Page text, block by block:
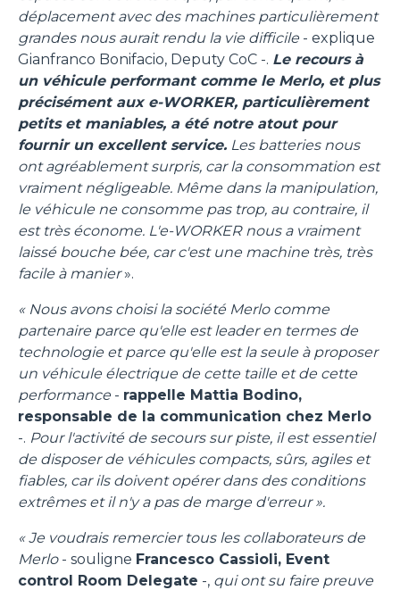
déplacement avec des machines particulièrement
grandes nous aurait rendu la vie difficile - explique
Gianfranco Bonifacio, Deputy CoC -. Le recours à
un véhicule performant comme le Merlo, et plus
précisément aux e-WORKER, particulièrement
petits et maniables, a été notre atout pour
fournir un excellent service. Les batteries nous
ont agréablement surpris, car la consommation est
vraiment négligeable. Même dans la manipulation,
le véhicule ne consomme pas trop, au contraire, il
est très économe. L'e-WORKER nous a vraiment
laissé bouche bée, car c'est une machine très, très
facile à manier».
« Nous avons choisi la société Merlo comme
partenaire parce qu'elle est leader en termes de
technologie et parce qu'elle est la seule à proposer
un véhicule électrique de cette taille et de cette
performance - rappelle Mattia Bodino,
responsable de la communication chez Merlo
-. Pour l'activité de secours sur piste, il est essentiel
de disposer de véhicules compacts, sûrs, agiles et
fiables, car ils doivent opérer dans des conditions
extrêmes et il n'y a pas de marge d'erreur ».
« Je voudrais remercier tous les collaborateurs de
Merlo- souligne Francesco Cassioli, Event
control Room Delegate -, qui ont su faire preuve